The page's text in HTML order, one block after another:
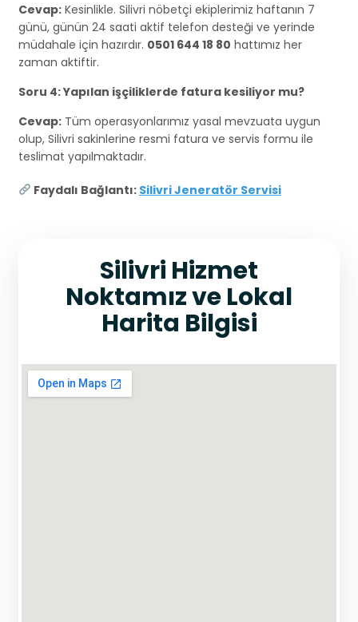
Cevap: Kesinlikle. Silivri nöbetçi ekiplerimiz haftanın 7
günü, günün 24 saati aktif telefon desteği ve yerinde
müdahale için hazırdır. 0501 644 18 80 hattımız her
zaman aktiftir.
Soru 4: Yapılan işçiliklerde fatura kesiliyor mu?
Cevap: Tüm operasyonlarımız yasal mevzuata uygun
olup, Silivri sakinlerine resmi fatura ve servis formu ile
teslimat yapılmaktadır.
Faydalı Bağlantı: Silivri Jeneratör Servisi
Silivri Hizmet
Noktamız ve Lokal
Harita Bilgisi